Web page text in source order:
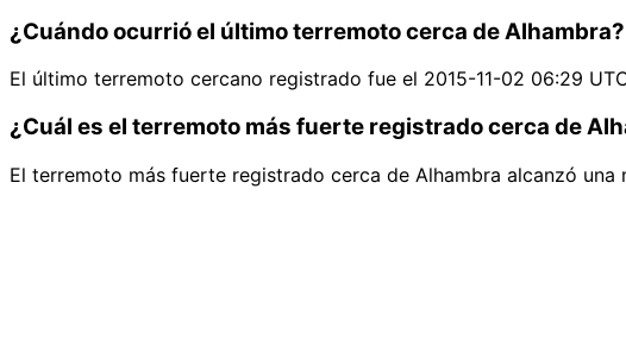
¿Cuándo ocurrió el último terremoto cerca de Alhambra?
El último terremoto cercano registrado fue el 2015-11-02 06:29
¿Cuál es el terremoto más fuerte registrado cerca de
El terremoto más fuerte registrado cerca de Alhambra alcanzó